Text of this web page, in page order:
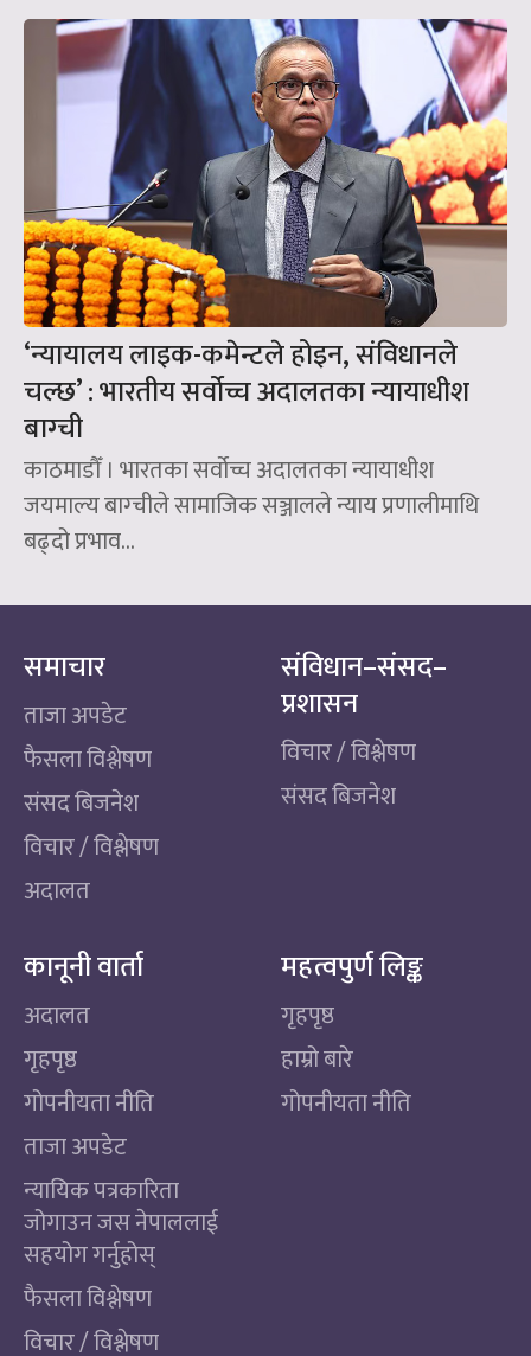
‘न्यायालय लाइक-कमेन्टले होइन, संविधानले
चल्छ’ : भारतीय सर्वोच्च अदालतका न्यायाधीश
बाग्ची
काठमाडौँ । भारतका सर्वोच्च अदालतका न्यायाधीश
जयमाल्य बाग्चीले सामाजिक सञ्जालले न्याय प्रणालीमाथि
बढ्दो प्रभाव...
समाचार
ताजा अपडेट
फैसला विश्लेषण
संसद बिजनेश
विचार / विश्लेषण
अदालत
संविधान–संसद–
प्रशासन
विचार / विश्लेषण
संसद बिजनेश
कानूनी वार्ता
अदालत
गृहपृष्ठ
गोपनीयता नीति
ताजा अपडेट
न्यायिक पत्रकारिता
जोगाउन जस नेपाललाई
सहयोग गर्नुहोस्
फैसला विश्लेषण
विचार / विश्लेषण
महत्वपुर्ण लिङ्क
गृहपृष्ठ
हाम्रो बारे
गोपनीयता नीति